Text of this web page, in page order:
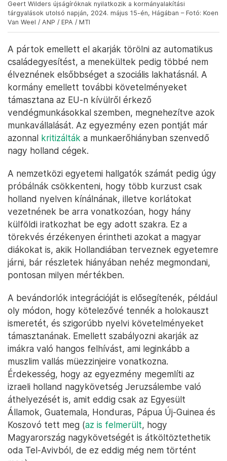
Geert Wilders újságíróknak nyilatkozik a kormányalakítási
tárgyalások utolsó napján, 2024. május 15-én, Hágában – Fotó: Koen
A pártok emellett el akarják törölni az automatikus
családegyesítést, a menekültek pedig többé nem
élveznének elsőbbséget a szociális lakhatásnál. A
kormány emellett további követelményeket
támasztana az EU-n kívülről érkező
vendégmunkásokkal szemben, megnehezítve azok
munkavállalását. Az egyezmény ezen pontját már
azonnal
kritizálták
nagy holland cégek.
A nemzetközi egyetemi hallgatók számát pedig úgy
próbálnák csökkenteni, hogy több kurzust csak
holland nyelven kínálnának, illetve korlátokat
vezetnének be arra vonatkozóan, hogy hány
külföldi iratkozhat be egy adott szakra. Ez a
törekvés érzékenyen érintheti azokat a magyar
diákokat is, akik Hollandiában terveznek egyetemre
járni, bár részletek hiányában nehéz megmondani,
pontosan milyen mértékben.
A bevándorlók integrációját is elősegítenék, például
oly módon, hogy kötelezővé tennék a holokauszt